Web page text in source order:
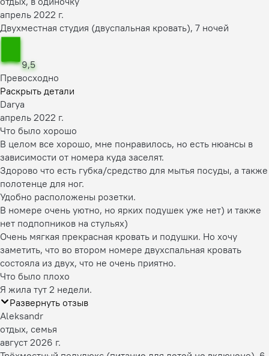
апрель 2022 г.
Двухместная студия (двуспальная кровать), 7 ночей
9,5
Превосходно
Раскрыть детали
Darya
апрель 2022 г.
Что было хорошо
В целом все хорошо, мне понравилось, но есть нюансы в
зависимости от номера куда заселят.
Здорово что есть губка/средство для мытья посуды, а также
полотенце для ног.
Удобно расположены розетки.
В номере очень уютно, но ярких подушек уже нет) и также
нет подпопников на стульях)
Очень мягкая прекрасная кровать и подушки. Но хочу
заметить, что во втором номере двухспальная кровать
состояла из двух, что не очень приятно.
Что было плохо
Я жила тут 2 недели.
Развернуть отзыв
Aleksandr
отдых, семья
август 2026 г.